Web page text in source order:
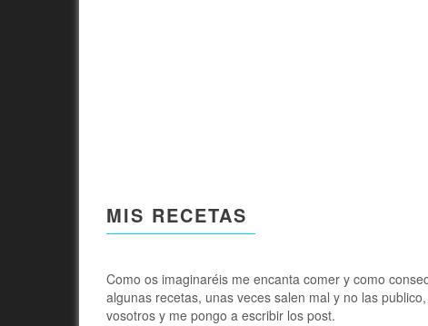
MIS RECETAS
Como os imaginaréis me encanta comer y como
algunas recetas, unas veces salen mal y no las
vosotros y me pongo a escribir los post.